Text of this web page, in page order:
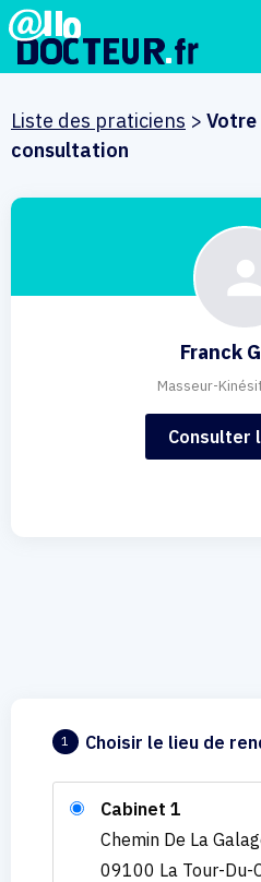
Liste des praticiens > Votre
consultation
Franck
Masseur-
Consulter
1 Choisir le lieu de
Cabinet 1
Chemin De La
09100 La Tour-Du-